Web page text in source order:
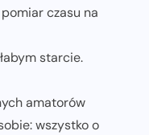
czasu na
starcie.
amatorów
wszystko o